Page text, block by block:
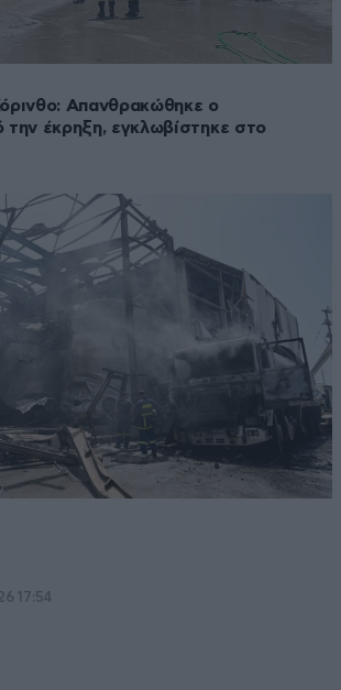
Απανθρακώθηκε ο
την έκρηξη, εγκλωβίστηκε στο
17:54